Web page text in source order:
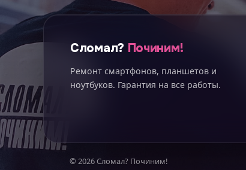
Сломал? Починим!
Ремонт смартфонов, планшетов и
ноутбуков. Гарантия на все работы.
© 2026 Сломал? Починим!